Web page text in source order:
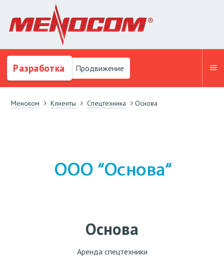
Разработка Продвижение
Меноком Клиенты Спецтехника Основа
Основа
Аренда спецтехники